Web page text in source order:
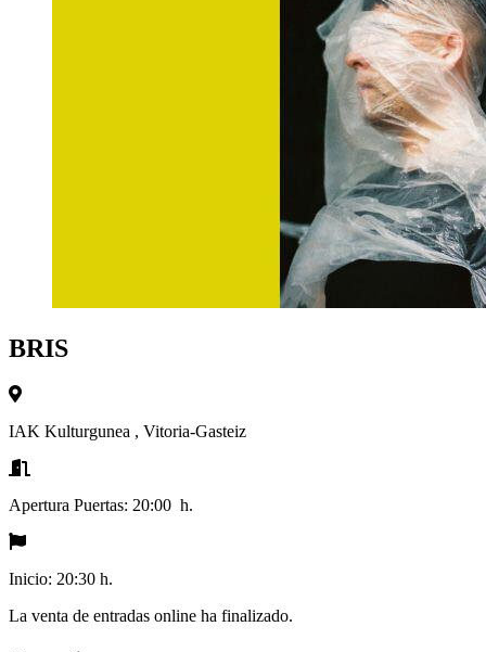
BRIS
IAK Kulturgunea , Vitoria-Gasteiz
Apertura Puertas: 20:00 h.
Inicio: 20:30 h.
La venta de entradas online ha finalizado.